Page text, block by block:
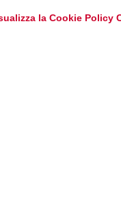
la Cookie Policy